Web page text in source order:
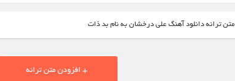
متن ترانه دانلود آهنگ علی درخشان به نام بد ذات
+ افزودن متن ترانه